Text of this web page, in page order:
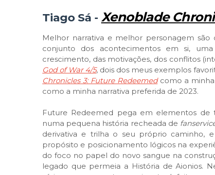
Tiago Sá - Xenoblade
Melhor narrativa e melhor personagem
conjunto dos acontecimentos em si,
crescimento, das motivações, dos conflitos
God of War 4/5, dois dos meus exemplos
Chronicles 3: Future Redeemedcomo a minha
como a minha narrativa preferida de 2023.
Future Redeemed pega em elementos de
numa pequena história recheada de
derivativa e trilha o seu próprio caminho,
propósito e posicionamento lógicos na
do foco no papel do novo sangue na
legado que permeia a História de Aionios.